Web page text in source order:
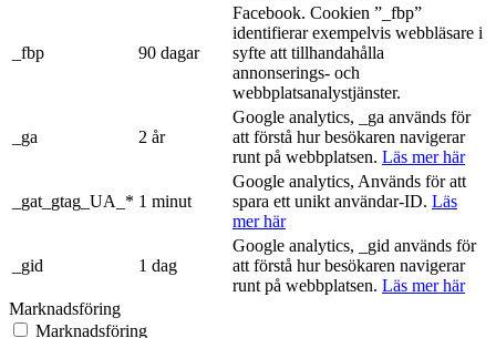
_fbp 90 dagar
Facebook. Cookien ”_fbp”
identifierar exempelvis webbläsare i
syfte att tillhandahålla
annonserings- och
webbplatsanalystjänster.
_ga 2 år
Google analytics, _ga används för
att förstå hur besökaren navigerar
runt på webbplatsen. Läs mer här
_gat_gtag_UA_* 1 minut
Google analytics, Används för att
spara ett unikt användar-ID. Läs
mer här
_gid 1 dag
Google analytics, _gid används för
att förstå hur besökaren navigerar
runt på webbplatsen. Läs mer här
Marknadsföring
Marknadsföring